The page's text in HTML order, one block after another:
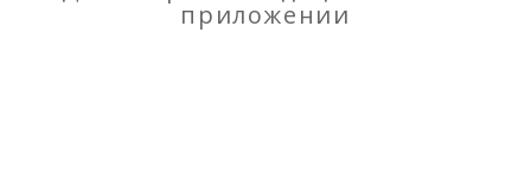
Помощь по дому
приложении